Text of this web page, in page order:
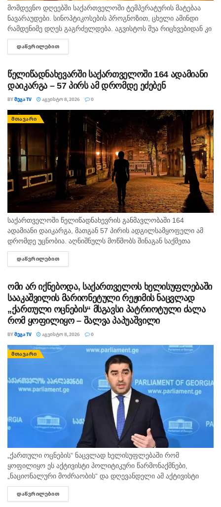
მომდევნო დღეებში საქართველოში ტემპერატურის მატებაა
ნავარაუდები. სინოპტიკოსების პროგნოზით, ცხელი ამინდი
რამდენიმე დღეს გაგრძელდება. აგვისტოს შუა რიცხვებიდან კი
ტემპერატურა 40 გრადუსს მიაღწევს. "ტემპერატურამ აგვისტოს
თვეში შესაძლოა 35-40 გრადუსს მიაღწიოს, ანუ ამ...
ᲓᲐᲬᲕᲠᲘᲚᲔᲑᲘᲗ
წელიწადნახევარში საქართველოში 164 ადამიანი
დაიკარგა – 57 პირს ამ დრომდე ეძებენ
BYᲛᲔᲒᲐ TV ᲐᲒᲕᲘᲡᲢᲝ 8, 2026 0
ᲛᲗᲐᲕᲐᲠᲘ
საქართველოში წელიწადნახევრის განმავლობაში 164
ადამიანი დაიკარგა, მათგან 57 პირის ადგილსამყოფელი ამ
დრომდე უცნობია. აღნიშნულს მოწმობს შინაგან საქმეთა
სამინისტროს მიერ გამოქვეყნებული 2025 წლისა და 2026
წლის 6 თვის სტატისტიკური მონაცემები. ამასთან,...
ᲓᲐᲬᲕᲠᲘᲚᲔᲑᲘᲗ
ომი არ იქნებოდა, საქართველოს ხელისუფლებაში
სააკაშვილის მარიონეტული რეჟიმის ნაცვლად
„ქართული ოცნების“ მსგავსი პატრიოტული ძალა
რომ ყოფილიყო – შალვა პაპუაშვილი
BYᲛᲔᲒᲐ TV ᲐᲒᲕᲘᲡᲢᲝ 8, 2026 0
ᲛᲗᲐᲕᲐᲠᲘ
„ქართული ოცნების“ ნაცვლად ხელისუფლებაში რომ
ყოფილიყო ეს აქტივისტი პოლიტიკური წარმონაქმნები,
„ნაციონალური მოძრაობის“ და დღევანდელი ამ აქტივისტი
ჯგუფების სახით, აუცილებლად იქნებოდა ომი და დღეს ჩვენ
ვიქნებოდით უკვე ნაომარი, დანგრეული ქვეყანა,- ამის
ᲓᲐᲬᲕᲠᲘᲚᲔᲑᲘᲗ